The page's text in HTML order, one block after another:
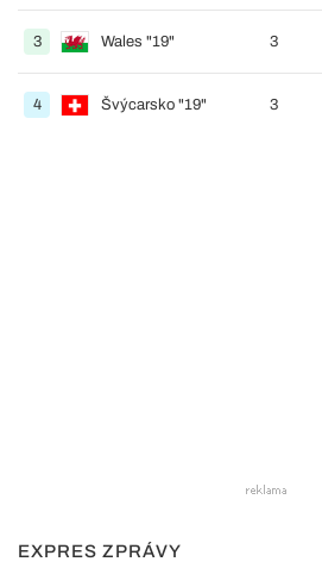
3 Wales "19" 3
4 Švýcarsko "19" 3
EXPRES ZPRÁVY